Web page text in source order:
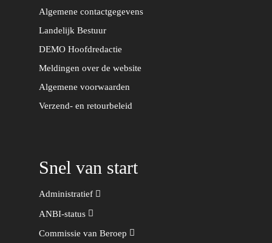
Algemene contactgegevens
Landelijk Bestuur
DEMO Hoofdredactie
Meldingen over de website
Algemene voorwaarden
Verzend- en retourbeleid
Snel van start
Administratief
ANBI-status
Commissie van Beroep